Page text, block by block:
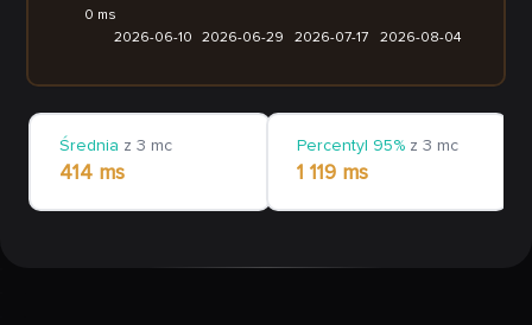
2026-06-10 2026-06-29 2026-07-17 2026-08-04
0 ms
Średnia z 3 mc
414 ms
Percentyl 95% z 3 mc
1 119 ms